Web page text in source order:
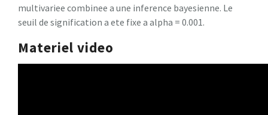
multivariee combinee a une inference bayesienne. Le
seuil de signification a ete fixe a alpha = 0.001.
Materiel video